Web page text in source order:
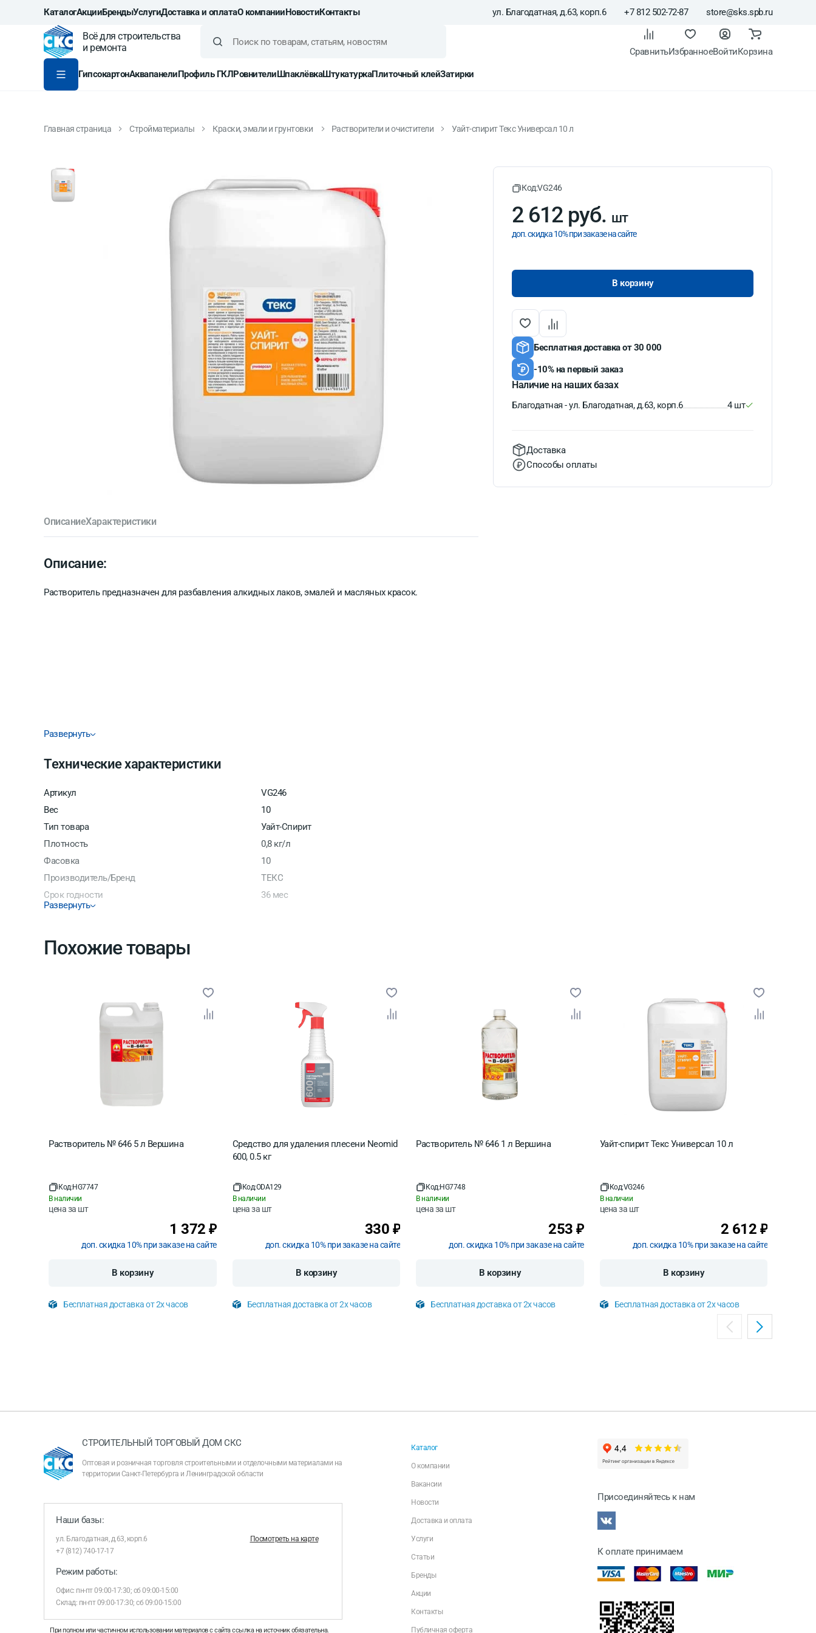
КаталогАкцииБрендыУслугиДоставка и оплатаО компанииНовостиКонтакты ул. Благодатная, д.63, корп.6 +7 812 502-72-87 store@sks.spb.ru
Всё для строительства
и ремонта
СравнитьИзбранноеВойтиКорзина
ГипсокартонАквапанелиПрофиль ГКЛРовнителиШпаклёвкаШтукатуркаПлиточный клейЗатирки
Главная страница Стройматериалы Краски, эмали и грунтовки Растворители и очистители Уайт-спирит Текс Универсал 10 л
ОписаниеХарактеристики
Описание:
Растворитель предназначен для разбавления алкидных лаков, эмалей и масляных красок.
Развернуть
Технические характеристики
Артикул
VG246
Вес
10
Тип товара
Уайт-Спирит
Плотность
0,8 кг/л
Фасовка
10
Производитель/Бренд
ТЕКС
Срок годности
36 мес
Страна производитель
Развернуть
Код:VG246
2 612 руб. шт
доп. скидка 10% при заказе на сайте
В корзину
Бесплатная доставка от 30 000
-10% на первый заказ
Наличие на наших базах
Благодатная - ул. Благодатная, д.63, корп.6 4 шт
Доставка
Способы оплаты
Похожие товары
Растворитель № 646 5 л Вершина
Код:HG7747
В наличии
цена за шт
1 372 ₽
доп. скидка 10% при заказе на сайте
В корзину
Бесплатная доставка от 2х часов
Средство для удаления плесени Neomid
600, 0.5 кг
Код:ODA129
В наличии
цена за шт
330 ₽
доп. скидка 10% при заказе на сайте
В корзину
Бесплатная доставка от 2х часов
Растворитель № 646 1 л Вершина
Код:HG7748
В наличии
цена за шт
253 ₽
доп. скидка 10% при заказе на сайте
В корзину
Бесплатная доставка от 2х часов
Уайт-спирит Текс Универсал 10 л
Код:VG246
В наличии
цена за шт
2 612 ₽
доп. скидка 10% при заказе на сайте
В корзину
Бесплатная доставка от 2х часов
СТРОИТЕЛЬНЫЙ ТОРГОВЫЙ ДОМ СКС
Оптовая и розничная торговля строительными и отделочными материалами на
территории Санкт-Петербурга и Ленинградской области
Наши базы:
ул. Благодатная, д.63, корп.6
Посмотреть на карте
+7 (812) 740-17-17
Режим работы:
Офис: пн-пт 09:00-17:30; сб 09:00-15:00
Склад: пн-пт 09:00-17:30; сб 09:00-15:00
При полном или частичном использовании материалов с сайта ссылка на источник обязательна.
Каталог
О компании
Вакансии
Новости
Доставка и оплата
Услуги
Статьи
Бренды
Акции
Контакты
Публичная оферта
Присоединяйтесь к нам
К оплате принимаем